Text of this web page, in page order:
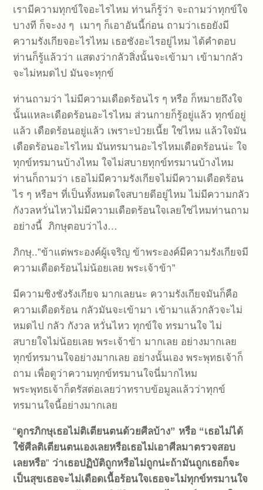
เรามีความทุกข์ใจอะไรไหม ท่านก็รู้ว่า จะถามว่าทุกข์ใจ
บางที ก็จะงง ๆ เมาๆ ก็เอาอันนี้ก่อน ถามว่าเธอยังมี
ความรังเกียจอะไรไหม เธอชังอะไรอยู่ไหม ได้คำตอบ
ท่านก็รู้แล้วว่า แสดงว่ากลัวสิ่งนั้นจะเข้ามา เข้ามากลัว
จะไม่หมดไป มันจะทุกข์
ท่านถามว่า ไม่มีความเดือดร้อนไร ๆ หรือ ก็หมายถึงใจ
นั้นแหละเดือดร้อนอะไรไหม ส่วนกายก็รู้อยู่แล้ว ทุกข์อยู่
แล้ว เดือดร้อนอยู่แล้ว เพราะป่วยเนี้ย ใช่ไหม แล้วใจมัน
เดือดร้อนอะไรไหม มันทรมานอะไรไหมเดือดร้อนน่ะ ใจ
ทุกข์ทรมานบ้างไหม ใจไม่สบายทุกข์ทรมานบ้างไหม
ท่านก็ถามว่า เธอไม่มีความรังเกียจไม่มีความเดือดร้อน
ไร ๆ หรือฯ ที่เป็นทั้งหมดใจสบายดีอยู่ไหม ไม่มีความกลัว
กังวลหวั่นไหวไม่มีความเดือดร้อนใจเลยใช่ไหมท่านถาม
อย่างนี้ ภิกษุตอบว่าไง…
ภิกษุ..”ข้าแต่พระองค์ผู้เจริญ ข้าพระองค์มีความรังเกียจมี
ความเดือดร้อนไม่น้อยเลย พระเจ้าข้า”
มีความชิงชังรังเกียจ มากเลยนะ ความรังเกียจมันก็คือ
ความเดือดร้อน กลัวมันจะเข้ามา เข้ามาแล้วกลัวจะไม่
หมดไป กลัว กังวล หวั่นไหว ทุกข์ใจ ทรมานใจ ไม่
สบายใจไม่น้อยเลย พระเจ้าข้า มากเลย อย่างมากเลย
ทุกข์ทรมานใจอย่างมากเลย อย่างนั้นเอง พระพุทธเจ้าก็
ถาม เพื่อดูว่าความทุกข์ทรมานใจนี่มากไหม
พระพุทธเจ้าก็ตรัสต่อเลยว่าทราบข้อมูลแล้วว่าทุกข์
ทรมานใจนี้อย่างมากเลย
“ดูกรภิกษุเธอไม่ติเตียนตนด้วยศีลบ้าง” หรือ “เธอไม่ได้
ใช้ศีลติเตียนตนเองเลยหรือเธอไม่เอาศีลมาตรวจสอบ
เลยหรือ” ว่าเธอปฏิบัติถูกหรือไม่ถูกน่ะถ้ามันถูกเธอก็จะ
เป็นสุขเธอจะไม่เดือดเนื้อร้อนใจเธอจะไม่ทุกข์ทรมานใจ